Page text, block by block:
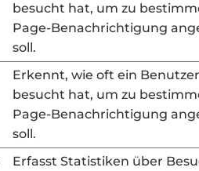
besucht hat, um zu
Page-Benachrichtigung
soll.
Erkennt, wie oft ein
besucht hat, um zu
Page-Benachrichtigung
soll.
Erfasst Statistiken über